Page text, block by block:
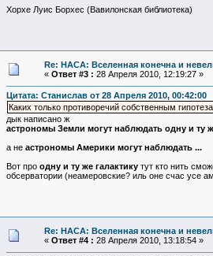
Хорхе Луис Борхес (Вавилонская библиотека)
Re: НАСА: Вселенная конечна и
« Ответ #3 : 28 Апреля 2010, 12:19:27 »
Цитата: Станислав от 28 Апреля 2010, 00:42:00
Каких только противоречий собственным
дык написано ж
астрономы Земли могут наблюдать одну и ту
а не астрономы Америки могут наблюдать ...
Вот про одну и ту же галактикутут кто нить
обсерватории (неамеровские? иль оне счас усе
Re: НАСА: Вселенная конечна и
« Ответ #4 : 28 Апреля 2010, 13:18:54 »